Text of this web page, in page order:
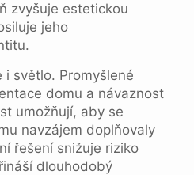
zvyšuje estetickou
jeho
i světlo. Promyšlené
domu a návaznost
umožňují, aby se
navzájem doplňovaly
řešení snižuje riziko
dlouhodobý